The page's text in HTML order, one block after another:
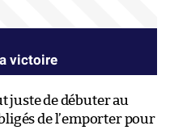
victoire
juste de débuter au
de l’emporter pour